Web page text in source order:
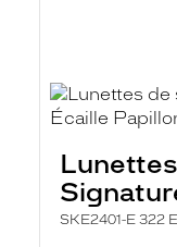
SKE2401-E 322